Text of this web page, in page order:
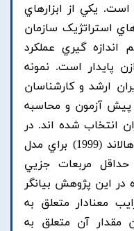
است. يکي از ابزارهاي
استراتژيک سازمان
گيري عملکرد
پايدار است. نمونه
نفر از مديران ارشد و کارشناسان
پيش آزمون و محاسبه
انتخاب شده اند. در
اين پژوهش از روش دو مرحله اي هالاند (1999) براي مدل
مربعات جزيي
اين پژوهش بيانگر
معنادار متعلق به
آن متعلق به